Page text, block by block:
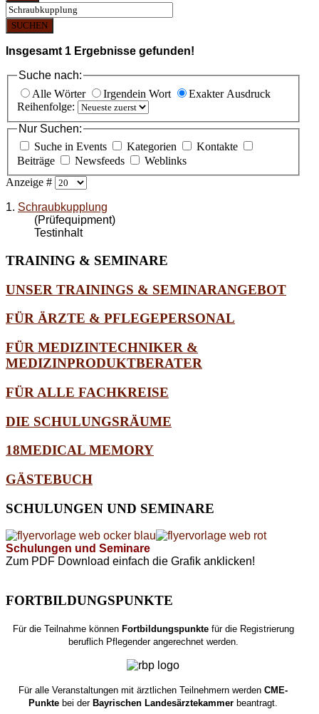
SUCHEN
Insgesamt 1 Ergebnisse gefunden!
Suche nach:
Alle Wörter
Irgendein Wort
Exakter Ausdruck
Reihenfolge:
Nur Suchen:
Suche in Events
Kategorien
Kontakte
Beiträge
Newsfeeds
Weblinks
Anzeige #
1. Schraubkupplung
(Prüfequipment)
Testinhalt
TRAINING & SEMINARE
UNSER TRAININGS & SEMINARANGEBOT
FÜR ÄRZTE & PFLEGEPERSONAL
FÜR MEDIZINTECHNIKER &
MEDIZINPRODUKTBERATER
FÜR ALLE FACHKREISE
DIE SCHULUNGSRÄUME
18MEDICAL MEMORY
GÄSTEBUCH
SCHULUNGEN UND SEMINARE
Schulungen und Seminare
Zum PDF Download einfach die Grafik anklicken!
FORTBILDUNGSPUNKTE
Für die Teilnahme könnenFortbildungspunktefür die Registrierung
beruflich Pflegender angerechnet werden.
Für alle Veranstaltungen mit ärztlichen Teilnehmern werdenCME-
Punkte bei derBayrischen Landesärztekammer beantragt.